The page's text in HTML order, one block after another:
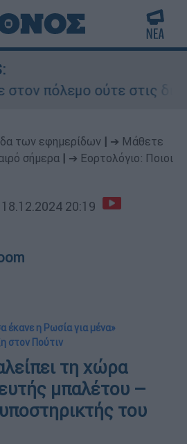
ούτε στις
των εφημερίδων
➔ Μάθετε
σήμερα
➔ Εορτολόγιο: Ποιοι
18.12.2024 20:19
έκανε η Ρωσία για μένα»
στον Πούτιν
τη χώρα
μπαλέτου –
του